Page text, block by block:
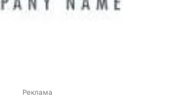
Реклама